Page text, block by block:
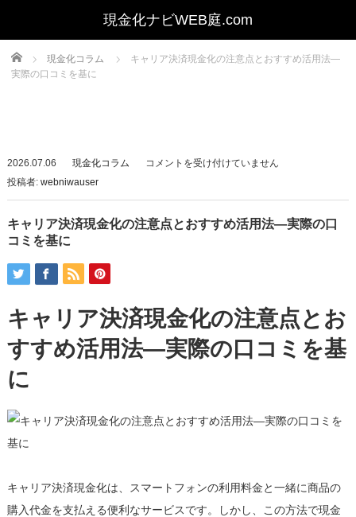
Home 現金化コラム
キャリア決済現金化の注意点とおすすめ活用法—
実際の口コミを基に
2026.07.06 現金化コラム
キ
リ
ア
化
注
お
め
活
コメントを受け付けていません
投稿者: webniwauser
キャリア決済現金化の注意点とおすすめ活用法—実際の口
コミを基に
キャリア決済現金化の注意点とお
すすめ活用法—実際の口コミを基
に
キャリア決済現金化は、スマートフォンの利用料金と一緒に商品の
購入代金を支払える便利なサービスです。しかし、この方法で現金